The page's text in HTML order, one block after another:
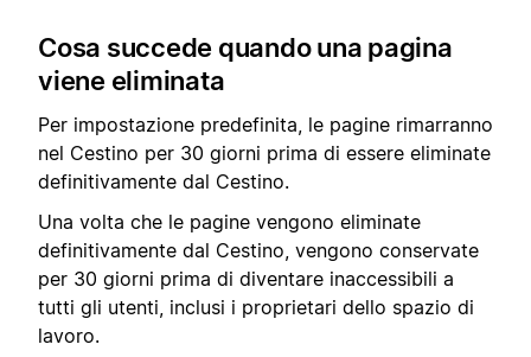
Cosa succede quando una pagina
viene eliminata
Per impostazione predefinita, le pagine rimarranno
nel Cestino per 30 giorni prima di essere eliminate
definitivamente dal Cestino.
Una volta che le pagine vengono eliminate
definitivamente dal Cestino, vengono conservate
per 30 giorni prima di diventare inaccessibili a
tutti gli utenti, inclusi i proprietari dello spazio di
lavoro.